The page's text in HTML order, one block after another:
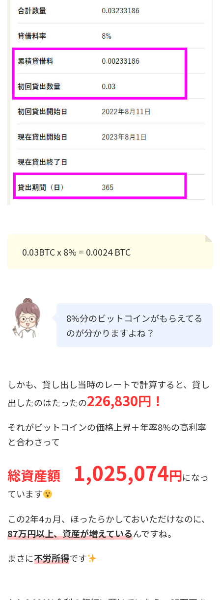
0.03BTC x 8% = 0.0024 BTC
8%分のビットコインがもらえてる
のが分かりますよね？
しかも、貸し出し当時のレートで計算すると、貸し
出したのはたったの226,830円！
それがビットコインの価格上昇＋年率8%の高利率
と合わさって
総資産額 1,025,074円になっ
ています
この2年4ヵ月、ほったらかしておいただけなのに、
87万円以上、資産が増えているんですね。
まさに不労所得です